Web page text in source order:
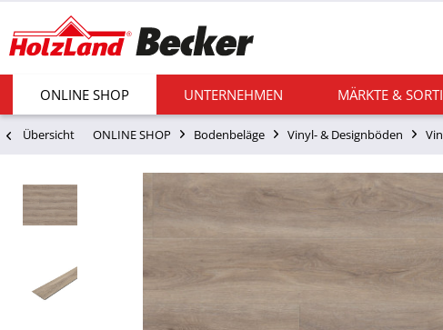
ONLINE SHOP UNTERNEHMEN MÄRKTE &
Übersicht ONLINE SHOP Bodenbeläge Vinyl- & Designböden